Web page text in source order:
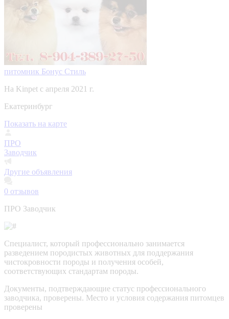
питомник Бонус Стиль
На Kinpet c апреля 2021 г.
Екатеринбург
Показать на карте
ПРО
Заводчик
Другие объявления
0 отзывов
ПРО Заводчик
Специалист, который профессионально занимается
разведением породистых животных для поддержания
чистокровности породы и получения особей,
соответствующих стандартам породы.
Документы, подтверждающие статус профессионального
заводчика, проверены. Место и условия содержания питомцев
проверены